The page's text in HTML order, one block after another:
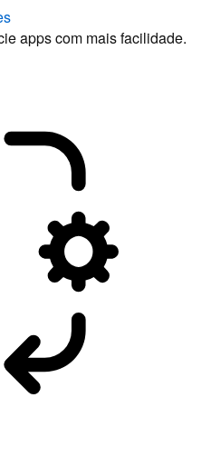
apps com mais facilidade.